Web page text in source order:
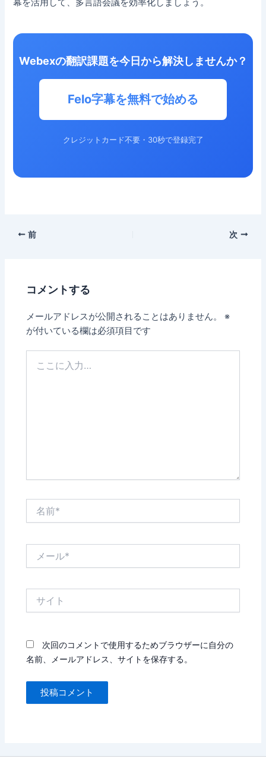
幕を活用して、多言語会議を効率化しましょう。
Webexの翻訳課題を今日から解決しませんか？
Felo字幕を無料で始める
クレジットカード不要・30秒で登録完了
前 次
コメントする
メールアドレスが公開されることはありません。
※
が付いている欄は必須項目です
次回のコメントで使用するためブラウザーに自分の
名前、メールアドレス、サイトを保存する。